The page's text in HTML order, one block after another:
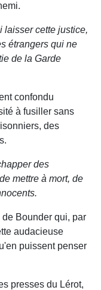
laisser cette justice,
étrangers qui ne
de la Garde
confondu
à fusiller sans
des
des
mettre à mort, de
Bounder qui, par
audacieuse
puissent penser
presses du Lérot,